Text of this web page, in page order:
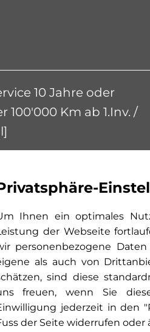
Ihnen ein optimales
der Webseite
personenbezogene
als auch von
sind diese
freuen, wenn Sie
jederzeit in den
der Seite widerrufen oder
10 Jahre oder
100'000 Km ab 1.Inv. /
Endrohrblenden
Thorax-Pelvis-